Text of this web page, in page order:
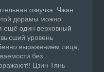
озвучка. Чжан
дорамы можно
ещё один верховный
высший уровень
выражением лица,
без
Цзин Тянь